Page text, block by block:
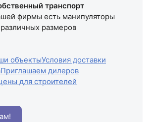
транспорт
фирмы есть манипуляторы
различных размеров
объектыУсловия доставки
Приглашаем дилеров
для строителей